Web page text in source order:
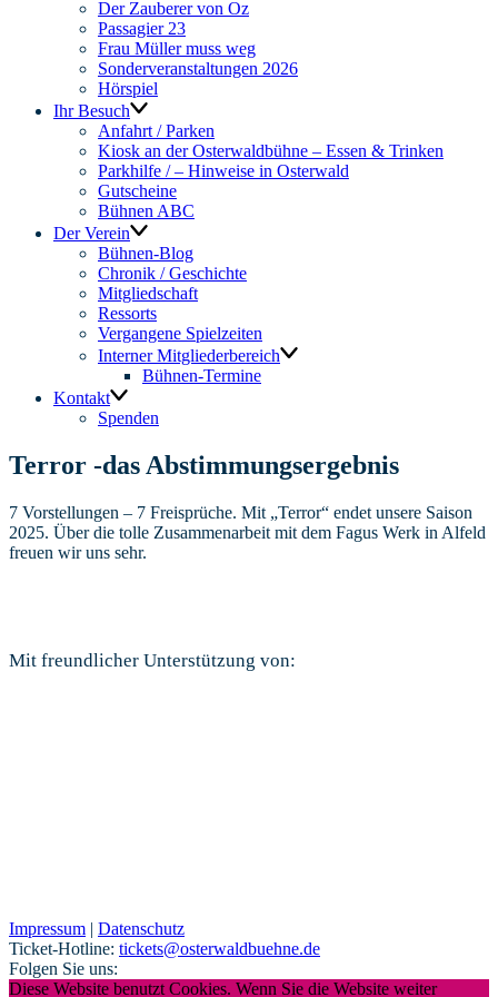
Der Zauberer von Oz
Passagier 23
Frau Müller muss weg
Sonderveranstaltungen 2026
Hörspiel
Ihr Besuch
Anfahrt / Parken
Kiosk an der Osterwaldbühne – Essen & Trinken
Parkhilfe / – Hinweise in Osterwald
Gutscheine
Bühnen ABC
Der Verein
Bühnen-Blog
Chronik / Geschichte
Mitgliedschaft
Ressorts
Vergangene Spielzeiten
Interner Mitgliederbereich
Bühnen-Termine
Kontakt
Spenden
Terror -das Abstimmungsergebnis
7 Vorstellungen – 7 Freisprüche. Mit „Terror“ endet unsere Saison
2025. Über die tolle Zusammenarbeit mit dem Fagus Werk in Alfeld
freuen wir uns sehr.
Mit freundlicher Unterstützung von:
Impressum | Datenschutz
Ticket-Hotline: tickets@osterwaldbuehne.de
Folgen Sie uns:
Diese Website benutzt Cookies. Wenn Sie die Website weiter